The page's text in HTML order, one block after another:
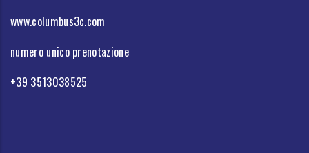
www.columbus3c.com
numero unico prenotazione
+39 3513038525